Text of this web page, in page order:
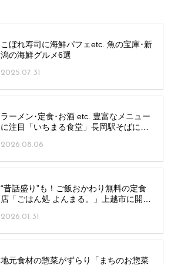
こぼれ寿司に海鮮パフェetc. 魚の宝庫･新
潟の海鮮グルメ6選
2025.07.31
ラーメン･定食･お酒 etc. 豊富なメニュー
に注目「いちまる食堂」長岡駅そばにオ
2026.08.06
“昔話盛り”も！ご飯おかわり無料の定食
店「ごはん処 よんまる。」上越市に開
2026.01.31
地元食材の惣菜がずらり「まちのお惣菜